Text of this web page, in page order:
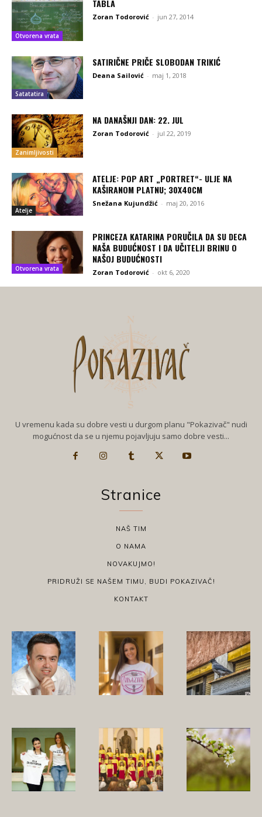
Otvorena vrata
TABLA
Zoran Todorović - jun 27, 2014
Satatatira
SATIRIČNE PRIČE SLOBODAN TRIKIĆ
Deana Sailović - maj 1, 2018
Zanimljivosti
NA DANAŠNJI DAN: 22. JUL
Zoran Todorović - jul 22, 2019
Atelje
ATELJE: POP ART „PORTRET“- ULJE NA
KAŠIRANOM PLATNU; 30X40CM
Snežana Kujundžić - maj 20, 2016
Otvorena vrata
PRINCEZA KATARINA PORUČILA DA SU DECA
NAŠA BUDUĆNOST I DA UČITELJI BRINU O
NAŠOJ BUDUĆNOSTI
Zoran Todorović - okt 6, 2020
U vremenu kada su dobre vesti u durgom planu "Pokazivač" nudi
mogućnost da se u njemu pojavljuju samo dobre vesti...
Stranice
NAŠ TIM
O NAMA
NOVAKUJMO!
PRIDRUŽI SE NAŠEM TIMU, BUDI POKAZIVAČ!
KONTAKT